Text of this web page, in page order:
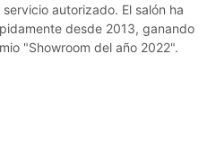
autorizado. El salón ha
desde 2013, ganando
"Showroom del año 2022".